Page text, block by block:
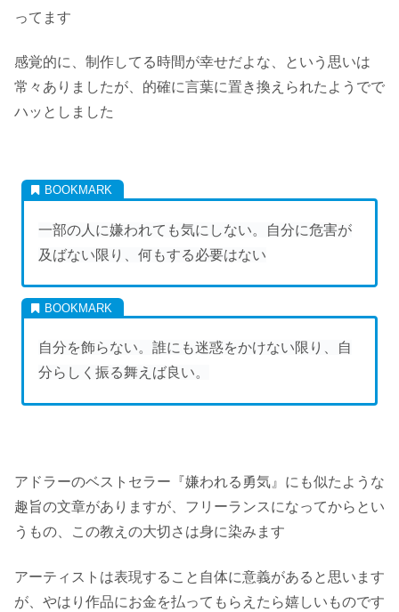
ってます
感覚的に、制作してる時間が幸せだよな、という思いは
常々ありましたが、的確に言葉に置き換えられたようでで
ハッとしました
一部の人に嫌われても気にしない。自分に危害が
及ばない限り、何もする必要はない
自分を飾らない。誰にも迷惑をかけない限り、自
分らしく振る舞えば良い。
アドラーのベストセラー『嫌われる勇気』にも似たような
趣旨の文章がありますが、フリーランスになってからとい
うもの、この教えの大切さは身に染みます
アーティストは表現すること自体に意義があると思います
が、やはり作品にお金を払ってもらえたら嬉しいものです